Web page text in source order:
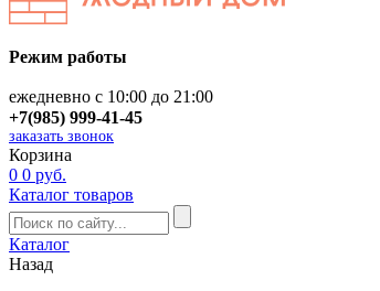
Режим работы
ежедневно с 10:00 до 21:00
+7(985) 999-41-45
заказать звонок
Корзина
0 0 руб.
Каталог товаров
Каталог
Назад